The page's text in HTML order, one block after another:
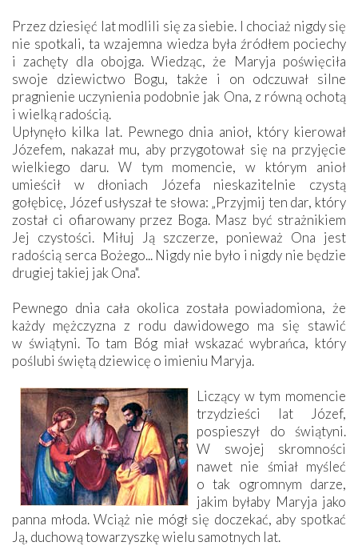
Przez dziesięć lat modlili się za siebie. I chociaż nigdy się
nie spotkali, ta wzajemna wiedza była źródłem pociechy
i zachęty dla obojga. Wiedząc, że Maryja poświęciła
swoje dziewictwo Bogu, także i on odczuwał silne
pragnienie uczynienia podobnie jak Ona, z równą ochotą
i wielką radością.
Upłynęło kilka lat. Pewnego dnia anioł, który kierował
Józefem, nakazał mu, aby przygotował się na przyjęcie
wielkiego daru. W tym momencie, w którym anioł
umieścił w dłoniach Józefa nieskazitelnie czystą
gołębicę, Józef usłyszał te słowa: „Przyjmij ten dar, który
został ci ofiarowany przez Boga. Masz być strażnikiem
Jej czystości. Miłuj Ją szczerze, ponieważ Ona jest
radością serca Bożego... Nigdy nie było i nigdy nie będzie
drugiej takiej jak Ona".
Pewnego dnia cała okolica została powiadomiona, że
każdy mężczyzna z rodu dawidowego ma się stawić
w świątyni. To tam Bóg miał wskazać wybrańca, który
poślubi świętą dziewicę o imieniu Maryja.
Liczący w tym momencie
trzydzieści lat Józef,
pospieszył do świątyni.
W swojej skromności
nawet nie śmiał myśleć
o tak ogromnym darze,
jakim byłaby Maryja jako
panna młoda. Wciąż nie mógł się doczekać, aby spotkać
Ją, duchową towarzyszkę wielu samotnych lat.